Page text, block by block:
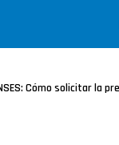
Cómo solicitar la